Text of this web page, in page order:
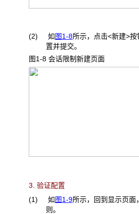
(2) 如图1-8所示，点击<新建>
置并提交。
图1-8 会话限制新建页面
3. 验证配置
(1) 如图1-9所示，回到显示页面
则。